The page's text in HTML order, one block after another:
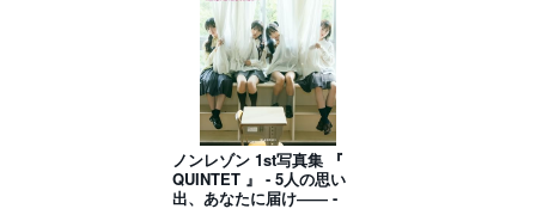
ノンレゾン 1st写真集 『
QUINTET 』 - 5人の思い
出、あなたに届け―― -